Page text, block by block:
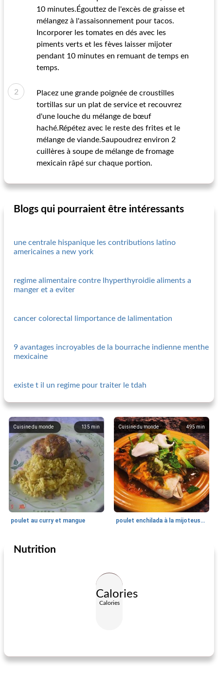
10 minutes.Égouttez de l'excès de graisse et
mélangez à l'assaisonnement pour tacos.
Incorporer les tomates en dés avec les
piments verts et les fèves laisser mijoter
pendant 10 minutes en remuant de temps en
temps.
Placez une grande poignée de croustilles
tortillas sur un plat de service et recouvrez
d'une louche du mélange de bœuf
haché.Répétez avec le reste des frites et le
mélange de viande.Saupoudrez environ 2
cuillères à soupe de mélange de fromage
mexicain râpé sur chaque portion.
Blogs qui pourraient être intéressants
une centrale hispanique les contributions latino
americaines a new york
regime alimentaire contre lhyperthyroidie aliments a
manger et a eviter
cancer colorectal limportance de lalimentation
9 avantages incroyables de la bourrache indienne menthe
mexicaine
existe t il un regime pour traiter le tdah
135 min
Cuisine du monde
poulet au curry et mangue
495 min
Cuisine du monde
poulet enchilada à la mijoteuse, facile
Cuisine du monde
Nutrition
Calories
Calories